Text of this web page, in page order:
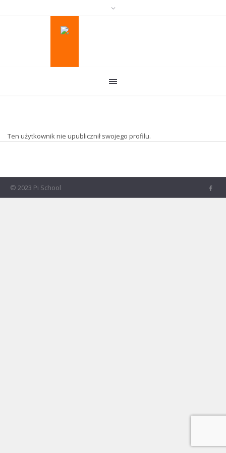
Ten użytkownik nie upublicznił swojego profilu.
© 2023 Pi School